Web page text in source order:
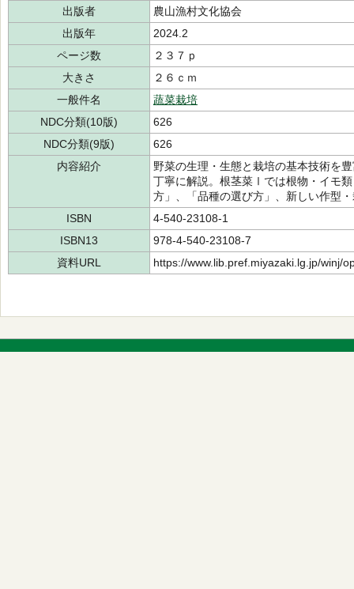
出版者
農山漁村文化協会
出版年
2024.2
ページ数
２３７ｐ
大きさ
２６ｃｍ
一般件名
蔬菜栽培
NDC分類(10版)
626
NDC分類(9版)
626
内容紹介
野菜の生理・生態と栽培の基本技術を
丁寧に解説。根茎菜Ⅰでは根物・イモ
方」、「品種の選び方」、新しい作型
ISBN
4-540-23108-1
ISBN13
978-4-540-23108-7
資料URL
https://www.lib.pref.miyazaki.lg.jp/winj/